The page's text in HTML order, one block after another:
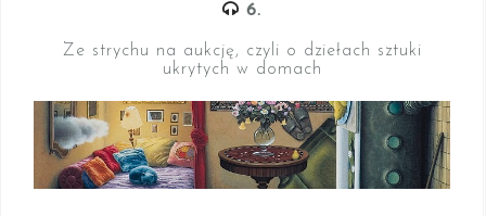
6.
Ze strychu na aukcję, czyli o dziełach sztuki
ukrytych w domach